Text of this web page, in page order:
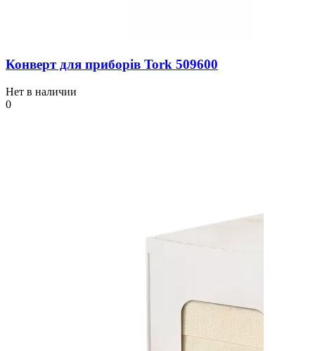
Конверт для приборів Tork 509600
Нет в наличии
0